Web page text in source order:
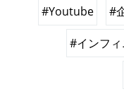
#Youtube #
#インフィ